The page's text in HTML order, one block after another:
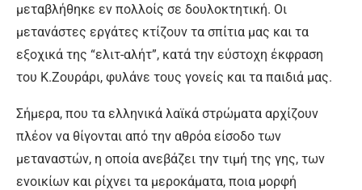
μεταβλήθηκε εν πολλοίς σε δουλοκτητική. Οι
μετανάστες εργάτες κτίζουν τα σπίτια μας και τα
εξοχικά της “ελιτ-αλήτ”, κατά την εύστοχη έκφραση
του Κ.Ζουράρι, φυλάνε τους γονείς και τα παιδιά μας.
Σήμερα, που τα ελληνικά λαϊκά στρώματα αρχίζουν
πλέον να θίγονται από την αθρόα είσοδο των
μεταναστών, η οποία ανεβάζει την τιμή της γης, των
ενοικίων και ρίχνει τα μεροκάματα, ποια μορφή